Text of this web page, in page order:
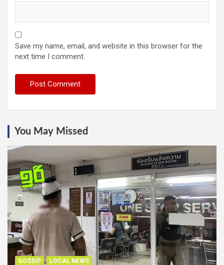
Save my name, email, and website in this browser for the
next time I comment.
You May Missed
GOSSIP LOCAL NEWS